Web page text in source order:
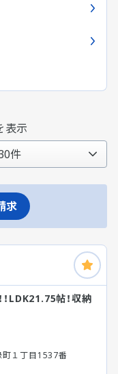
表示
求
LDK21.75帖！収納
１丁目1537番